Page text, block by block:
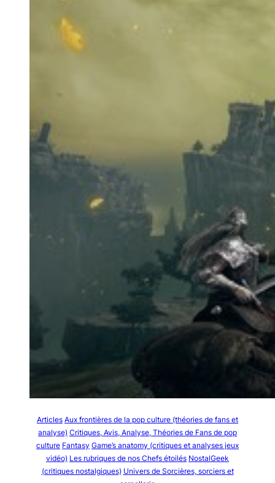
Articles Aux frontières de la pop culture (théories de fans et
analyse) Critiques, Avis, Analyse, Théories de Fans de pop
culture Fantasy Game’s anatomy (critiques et analyses jeux
vidéo) Les rubriques de nos Chefs étoilés NostalGeek
(critiques nostalgiques) Univers de Sorcières, sorciers et